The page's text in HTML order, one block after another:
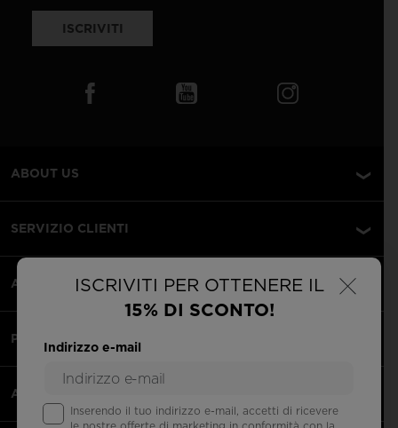
×
ISCRIVITI PER OTTENERE IL
15% DI SCONTO!
Indirizzo e-mail
Inserendo il tuo indirizzo e-mail, accetti di ricevere
ISCRIVITI
ABOUT US
SERVIZIO CLIENTI
AREA LEGALE
PAGAMENTI ACCETTATI
APPS